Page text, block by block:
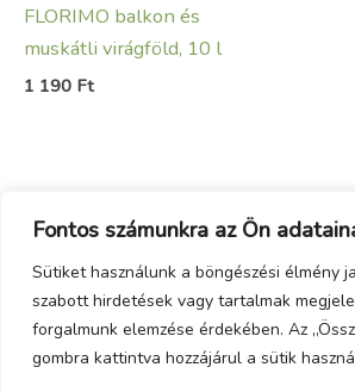
Fontos számunkra az Ön
Sütiket használunk a böngészési élmény
szabott hirdetések vagy tartalmak
forgalmunk elemzése érdekében. Az
gombra kattintva hozzájárul a sütik
FLORIMO balkon és
muskátli virágföld, 10 l
1 190 Ft
Menu